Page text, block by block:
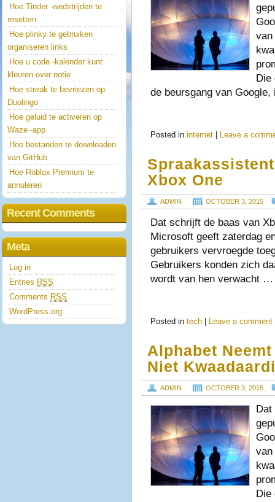
van
Die
de beursgang van
Posted in internet Leave a
Xbox One
ADMIN OCTOBER 3, 2015
Dat schrijft de baas van
Microsoft geeft zaterdag
gebruikers vervroegde
Gebruikers konden zich
wordt van hen verwacht …
Posted in tech Leave a comment
Alphabet
Niet
ADMIN OCTOBER 3, 2015
van
Die
Hoe Tinder -wedstrijden te
resetten
Hoe plinky te gebruiken
organiseren links
Hoe u code -kalender kunt
kleuren over notie
Hoe streak te bevriezen op
Duolingo
Hoe geluid te activeren op
Waze -app
Hoe bestanden te downloaden
van GitHub
Hoe Roblox Premium te
annuleren
Recent Comments
Meta
Log in
Entries RSS
Comments RSS
WordPress.org